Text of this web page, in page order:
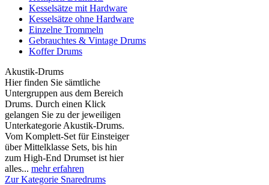
Kesselsätze mit Hardware
Kesselsätze ohne Hardware
Einzelne Trommeln
Gebrauchtes & Vintage Drums
Koffer Drums
Akustik-Drums
Hier finden Sie sämtliche
Untergruppen aus dem Bereich
Drums. Durch einen Klick
gelangen Sie zu der jeweiligen
Unterkategorie Akustik-Drums.
Vom Komplett-Set für Einsteiger
über Mittelklasse Sets, bis hin
zum High-End Drumset ist hier
alles... mehr erfahren
Zur Kategorie Snaredrums